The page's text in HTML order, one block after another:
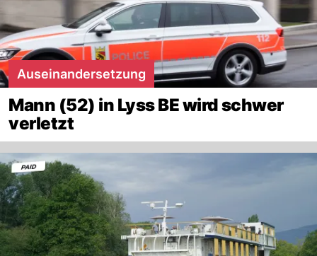
Auseinandersetzung
Mann (52) in Lyss BE wird schwer
verletzt